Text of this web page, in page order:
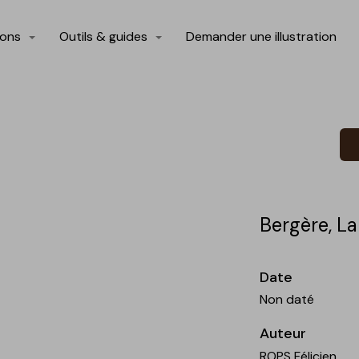
Outils & guides Demander une illustration
Bergère, La
Date
Non daté
Auteur